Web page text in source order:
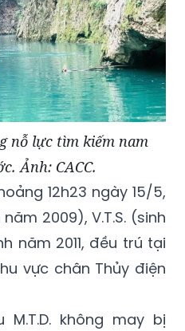
nỗ lực tìm kiếm nam
Ảnh: CACC.
12h23 ngày 15/5,
2009), V.T.S. (sinh
năm 2011, đều trú tại
vực chân Thủy điện
không may bị